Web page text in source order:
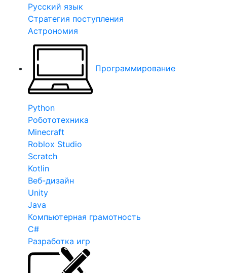
Русский язык
Стратегия поступления
Астрономия
Программирование
Python
Робототехника
Minecraft
Roblox Studio
Scratch
Kotlin
Веб-дизайн
Unity
Java
Компьютерная грамотность
C#
Разработка игр